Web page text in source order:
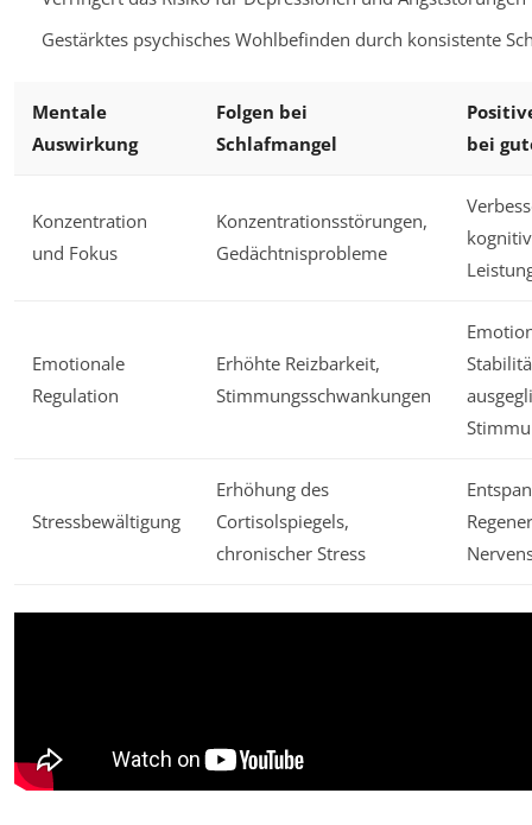
Gestärktes psychisches Wohlbefinden durch konsistente
Mentale
Auswirkung
Folgen bei
Schlafmangel
bei
Konzentration
und Fokus
Konzentrationsstörungen,
Gedächtnisprobleme
Emotionale
Regulation
Erhöhte Reizbarkeit,
Stimmungsschwankungen
Stressbewältigung
Erhöhung des
Cortisolspiegels,
chronischer Stress